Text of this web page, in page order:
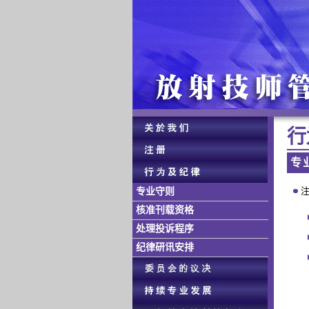
专业守则
核准刊载资格
处理投诉程序
纪律研讯安排
行
专